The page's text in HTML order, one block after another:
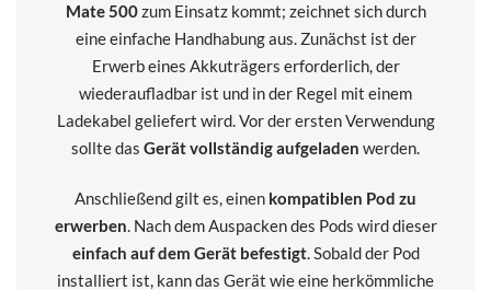
Mate 500zum Einsatz kommt; zeichnet sich durch
eine einfache Handhabung aus. Zunächst ist der
Erwerb eines Akkuträgers erforderlich, der
wiederaufladbar ist und in der Regel mit einem
Ladekabel geliefert wird. Vor der ersten Verwendung
sollte das Gerät vollständig aufgeladen werden.
Anschließend gilt es, einen kompatiblen Pod zu
erwerben. Nach dem Auspacken des Pods wird dieser
einfach auf dem Gerät befestigt. Sobald der Pod
installiert ist, kann das Gerät wie eine herkömmliche